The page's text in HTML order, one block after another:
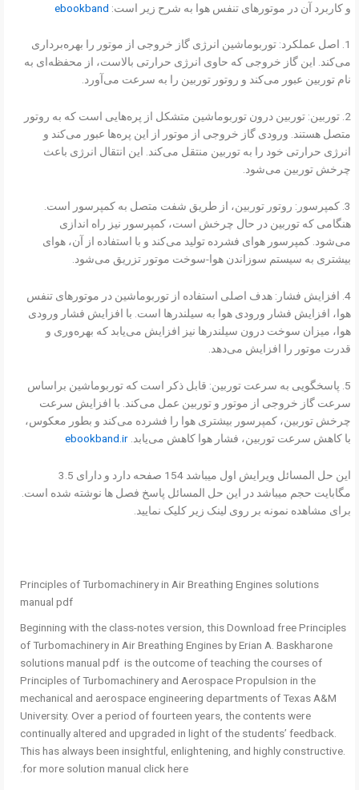
و کاربرد آن در موتورهای تنفس هوا به شرح زیر است: ebookband
1. اصل عملکرد: توربوماشین انرژی گاز خروجی از موتور را بهره‌برداری
می‌کند. این گاز خروجی که حاوی انرژی حرارتی بالاست، از محفظه‌ای به
نام توربین عبور می‌کند و روتور توربین را به سرعت می‌آورد.
2. توربین: توربین درون توربوماشین متشکل از پره‌هایی است که به روتور
متصل هستند. ورودی گاز خروجی از موتور از این پره‌ها عبور می‌کند و
انرژی حرارتی خود را به توربین منتقل می‌کند. این انتقال انرژی باعث
چرخش توربین می‌شود.
3. کمپرسور: روتور توربین، از طریق شفت متصل به کمپرسور است.
هنگامی که توربین در حال چرخش است، کمپرسور نیز راه اندازی
می‌شود. کمپرسور هوای فشرده تولید می‌کند و با استفاده از آن، هوای
بیشتری به سیستم سوزاندن هوا-سوخت موتور تزریق می‌شود.
4. افزایش فشار: هدف اصلی استفاده از توربوماشین در موتورهای تنفس
هوا، افزایش فشار ورودی هوا به سیلندرها است. با افزایش فشار ورودی
هوا، میزان سوخت درون سیلندرها نیز افزایش می‌یابد که بهره‌وری و
قدرت موتور را افزایش می‌دهد.
5. پاسخگویی به سرعت توربین: قابل ذکر است که توربوماشین براساس
سرعت گاز خروجی از موتور و توربین عمل می‌کند. با افزایش سرعت
چرخش توربین، کمپرسور بیشتری هوا را فشرده می‌کند و بطور معکوس،
با کاهش سرعت توربین، فشار هوا کاهش می‌یابد. ebookband.ir
این حل المسائل ویرایش اول میباشد 154 صفحه دارد و دارای 3.5
مگابایت حجم میباشد در این حل المسائل پاسخ فصل ها نوشته شده است.
برای مشاهده نمونه بر روی لینک زیر کلیک نمایید.
Principles of Turbomachinery in Air Breathing Engines solutions
manual pdf
Beginning with the class-notes version, this Download free Principles
of Turbomachinery in Air Breathing Engines by Erian A. Baskharone
solutions manual pdf is the outcome of teaching the courses of
Principles of Turbomachinery and Aerospace Propulsion in the
mechanical and aerospace engineering departments of Texas A&M
University. Over a period of fourteen years, the contents were
continually altered and upgraded in light of the students’ feedback.
This has always been insightful, enlightening, and highly constructive.
for more solution manual click here.